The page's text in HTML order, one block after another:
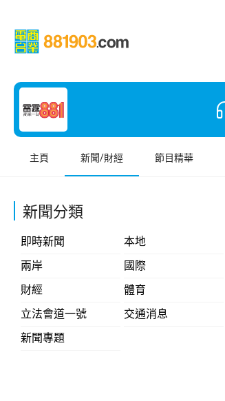
主頁 新聞/財經 節目精華
新聞分類
即時新聞
本地
兩岸
國際
財經
體育
立法會道一號
交通消息
新聞專題